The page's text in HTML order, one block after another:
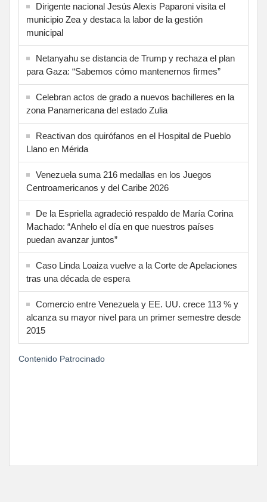
Dirigente nacional Jesús Alexis Paparoni visita el
municipio Zea y destaca la labor de la gestión
municipal
Netanyahu se distancia de Trump y rechaza el plan
para Gaza: “Sabemos cómo mantenernos firmes”
Celebran actos de grado a nuevos bachilleres en la
zona Panamericana del estado Zulia
Reactivan dos quirófanos en el Hospital de Pueblo
Llano en Mérida
Venezuela suma 216 medallas en los Juegos
Centroamericanos y del Caribe 2026
De la Espriella agradeció respaldo de María Corina
Machado: “Anhelo el día en que nuestros países
puedan avanzar juntos”
Caso Linda Loaiza vuelve a la Corte de Apelaciones
tras una década de espera
Comercio entre Venezuela y EE. UU. crece 113 % y
alcanza su mayor nivel para un primer semestre desde
2015
Contenido Patrocinado